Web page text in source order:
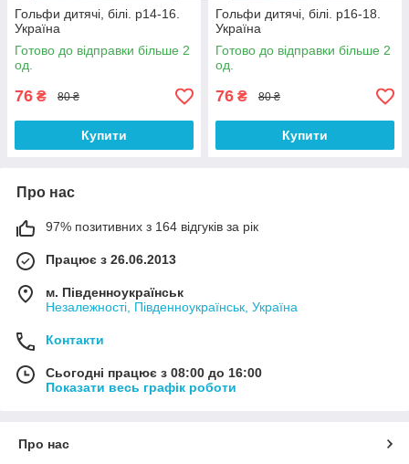
Гольфи дитячі, білі. р14-16.
Україна
Готово до відправки більше 2
од.
76 ₴ 80 ₴
Купити
Гольфи дитячі, білі. р16-18.
Україна
Готово до відправки більше 2
од.
76 ₴ 80 ₴
Купити
Про нас
97% позитивних з 164 відгуків за рік
Працює з 26.06.2013
м. Південноукраїнськ
Незалежності, Південноукраїнськ, Україна
Контакти
Сьогодні працює з 08:00 до 16:00
Показати весь графік роботи
Про нас